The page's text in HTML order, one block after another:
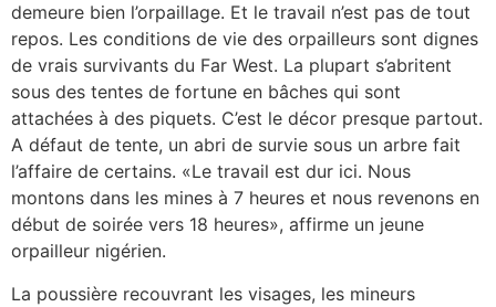
demeure bien l’orpaillage. Et le travail n’est pas de tout
repos. Les conditions de vie des orpailleurs sont dignes
de vrais survivants du Far West. La plupart s’abritent
sous des tentes de fortune en bâches qui sont
attachées à des piquets. C’est le décor presque partout.
A défaut de tente, un abri de survie sous un arbre fait
l’affaire de certains. «Le travail est dur ici. Nous
montons dans les mines à 7 heures et nous revenons en
début de soirée vers 18 heures», affirme un jeune
orpailleur nigérien.
La poussière recouvrant les visages, les mineurs